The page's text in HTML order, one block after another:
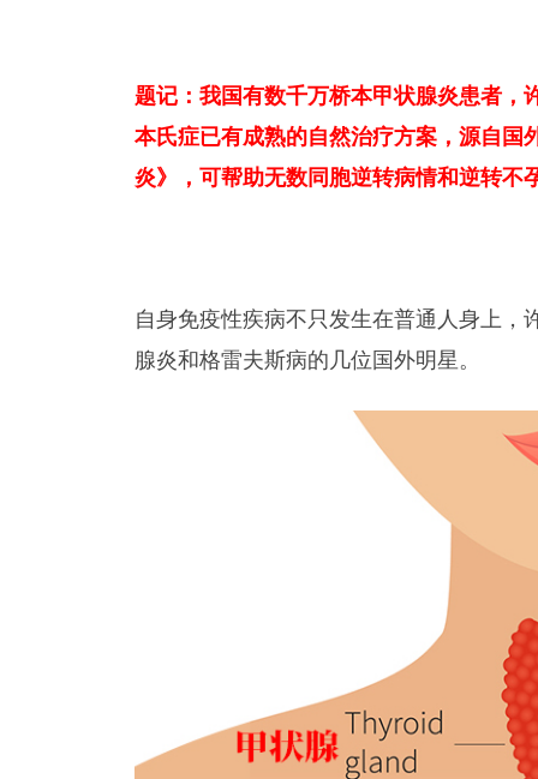
题记：我国有数千万桥本甲状腺炎患者，
本氏症已有成熟的自然治疗方案，源自
炎》，可帮助无数同胞逆转病情和逆转不
自身免疫性疾病不只发生在普通人身上
腺炎和格雷夫斯病的几位国外明星。